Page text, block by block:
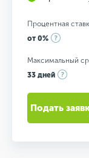
Процентная
от 0%
Максимальный
33 дней
Подать